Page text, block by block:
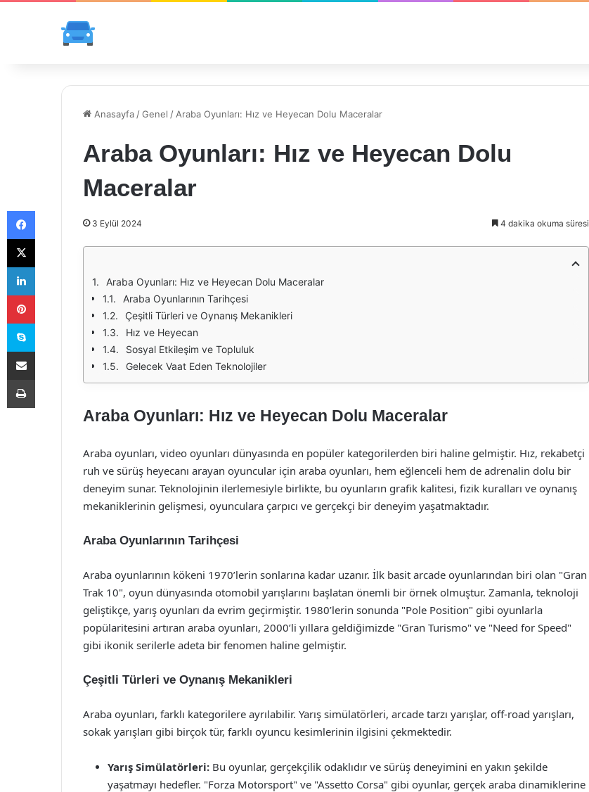
Anasayfa /Genel / Araba Oyunları: Hız ve Heyecan Dolu Maceralar
Araba Oyunları: Hız ve Heyecan Dolu
Maceralar
3 Eylül 2024 4 dakika okuma süresi
Araba Oyunları: Hız ve Heyecan Dolu Maceralar
Araba Oyunlarının Tarihçesi
Çeşitli Türleri ve Oynanış Mekanikleri
Hız ve Heyecan
Sosyal Etkileşim ve Topluluk
Gelecek Vaat Eden Teknolojiler
Araba Oyunları: Hız ve Heyecan Dolu Maceralar
Araba oyunları, video oyunları dünyasında en popüler kategorilerden biri haline gelmiştir. Hız, rekabetçi
ruh ve sürüş heyecanı arayan oyuncular için araba oyunları, hem eğlenceli hem de adrenalin dolu bir
deneyim sunar. Teknolojinin ilerlemesiyle birlikte, bu oyunların grafik kalitesi, fizik kuralları ve oynanış
mekaniklerinin gelişmesi, oyunculara çarpıcı ve gerçekçi bir deneyim yaşatmaktadır.
Araba Oyunlarının Tarihçesi
Araba oyunlarının kökeni 1970’lerin sonlarına kadar uzanır. İlk basit arcade oyunlarından biri olan "Gran
Trak 10", oyun dünyasında otomobil yarışlarını başlatan önemli bir örnek olmuştur. Zamanla, teknoloji
geliştikçe, yarış oyunları da evrim geçirmiştir. 1980’lerin sonunda "Pole Position" gibi oyunlarla
popülaritesini artıran araba oyunları, 2000’li yıllara geldiğimizde "Gran Turismo" ve "Need for Speed"
gibi ikonik serilerle adeta bir fenomen haline gelmiştir.
Çeşitli Türleri ve Oynanış Mekanikleri
Araba oyunları, farklı kategorilere ayrılabilir. Yarış simülatörleri, arcade tarzı yarışlar, off-road yarışları,
sokak yarışları gibi birçok tür, farklı oyuncu kesimlerinin ilgisini çekmektedir.
Yarış Simülatörleri: Bu oyunlar, gerçekçilik odaklıdır ve sürüş deneyimini en yakın şekilde
yaşatmayı hedefler. "Forza Motorsport" ve "Assetto Corsa" gibi oyunlar, gerçek araba dinamiklerine
Facebook
X
LinkedIn
Pinterest
Skype
E-Posta ile paylaş